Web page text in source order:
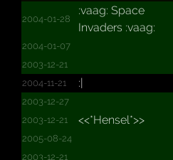
2004-01-28
:vaag: Space
Invaders :vaag:
2004-01-07
2003-12-21
2004-11-21 :|
2003-12-27
2003-12-21 <<*Hensel*>>
2005-08-24
2003-12-21